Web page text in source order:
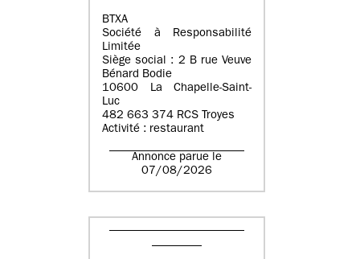
BTXA
Société à Responsabilité
Limitée
Siège social : 2 B rue Veuve
Bénard Bodie
10600 La Chapelle-Saint-
Luc
482 663 374 RCS Troyes
Activité : restaurant
Annonce parue le
07/08/2026